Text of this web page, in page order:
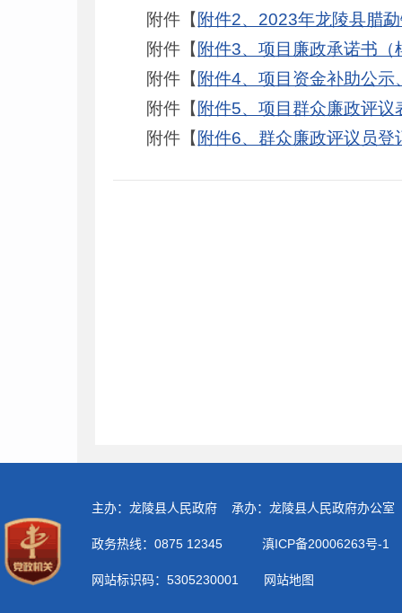
附件【 附件2、2023年龙陵县腊
附件【 附件3、项目廉政承诺书（
附件【 附件4、项目资金补助公
附件【 附件5、项目群众廉政评议
附件【 附件6、群众廉政评议员登